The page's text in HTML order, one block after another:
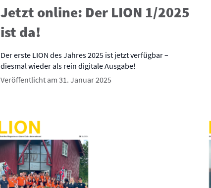
Jetzt online: Der LION 1/2025
ist da!
Der erste LION des Jahres 2025 ist jetzt verfügbar –
diesmal wieder als rein digitale Ausgabe!
Veröffentlicht am 31. Januar 2025